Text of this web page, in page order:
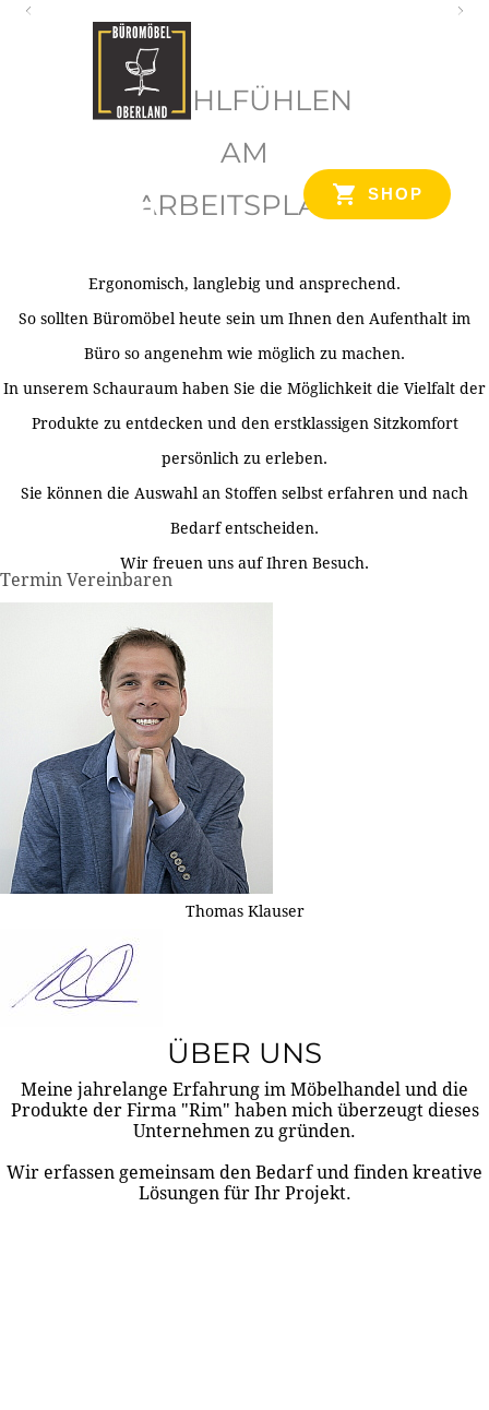
SHOP
WOHLFÜHLEN
AM
ARBEITSPLATZ
Ergonomisch, langlebig und ansprechend.
So sollten Büromöbel heute sein um Ihnen den Aufenthalt im
Büro so angenehm wie möglich zu machen.
In unserem Schauraum haben Sie die Möglichkeit die Vielfalt der
Produkte zu entdecken und den erstklassigen Sitzkomfort
persönlich zu erleben.
Sie können die Auswahl an Stoffen selbst erfahren und nach
Bedarf entscheiden.
Wir freuen uns auf Ihren Besuch.
Termin Vereinbaren
Thomas Klauser
ÜBER UNS
Meine jahrelange Erfahrung im Möbelhandel und die
Produkte der Firma "Rim" haben mich überzeugt dieses
Unternehmen zu gründen.
Wir erfassen gemeinsam den Bedarf und finden kreative
Lösungen für Ihr Projekt.